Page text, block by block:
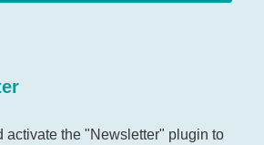
activate the "Newsletter" plugin to